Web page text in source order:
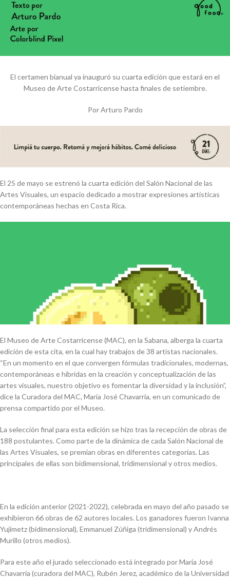
El certamen bianual ya inauguró su cuarta edición que estará en el
Museo de Arte Costarricense hasta finales de setiembre.
Por Arturo Pardo
El 25 de mayo se estrenó la cuarta edición del Salón Nacional de las
Artes Visuales, un espacio dedicado a mostrar expresiones artísticas
contemporáneas hechas en Costa Rica.
El Museo de Arte Costarricense (MAC), en la Sabana, alberga la cuarta
edición de esta cita, en la cual hay trabajos de 38 artistas nacionales.
“En un momento en el que convergen fórmulas tradicionales, modernas,
contemporáneas e híbridas en la creación y conceptualización de las
artes visuales, nuestro objetivo es fomentar la diversidad y la inclusión”,
dice la Curadora del MAC, María José Chavarría, en un comunicado de
prensa compartido por el Museo.
La selección final para esta edición se hizo tras la recepción de obras de
188 postulantes. Como parte de la dinámica de cada Salón Nacional de
las Artes Visuales, se premian obras en diferentes categorías. Las
principales de ellas son bidimensional, tridimensional y otros medios.
En la edición anterior (2021-2022), celebrada en mayo del año pasado se
exhibieron 66 obras de 62 autores locales. Los ganadores fueron Ivanna
Yujimetz (bidimensional), Emmanuel Zúñiga (tridimensional) y Andrés
Murillo (otros medios).
Para este año el jurado seleccionado está integrado por María José
Chavarría (curadora del MAC), Rubén Jerez, académico de la Universidad